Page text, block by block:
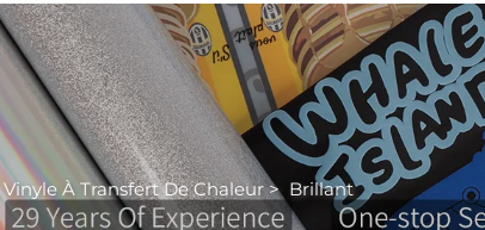
Vinyle À Transfert De Chaleur> Brillant